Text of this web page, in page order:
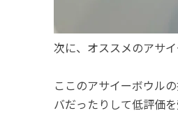
次に、オススメのアサイ
ここのアサイーボウル
バだったりして低評価